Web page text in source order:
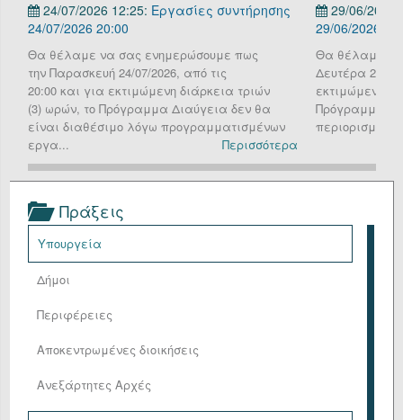
Επικοινωνία/Υποστήριξη
Είσοδος
24/07/2026 12:25: Εργασίες συντήρησης
24/07/2026 20:00
Θα θέλαμε να σας ενημερώσουμε πως
την Παρασκευή 24/07/2026, από τις
20:00 και για εκτιμώμενη διάρκεια τριών
(3) ωρών, το Πρόγραμμα Διαύγεια δεν θα
είναι διαθέσιμο λόγω προγραμματισμένων
εργα...
Περισσότερα
29/06/2026
29/06/2026
Θα θέλαμε να
Δευτέρα 29
εκτιμώμενη
Πρόγραμμα
περιορισμένη
Πράξεις
Υπουργεία
Δήμοι
Περιφέρειες
Αποκεντρωμένες διοικήσεις
Ανεξάρτητες Αρχές